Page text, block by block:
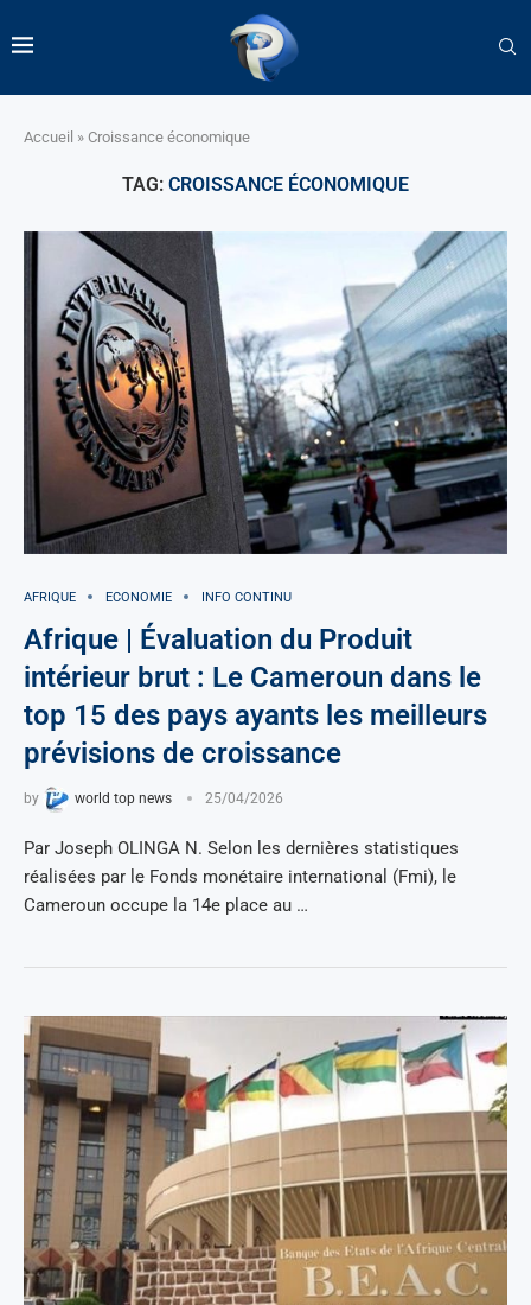
Accueil » Croissance économique
TAG: CROISSANCE ÉCONOMIQUE
AFRIQUE ECONOMIE INFO CONTINU
Afrique | Évaluation du Produit
intérieur brut : Le Cameroun dans le
top 15 des pays ayants les meilleurs
prévisions de croissance
by world top news 25/04/2026
Par Joseph OLINGA N. Selon les dernières statistiques
réalisées par le Fonds monétaire international (Fmi), le
Cameroun occupe la 14e place au …